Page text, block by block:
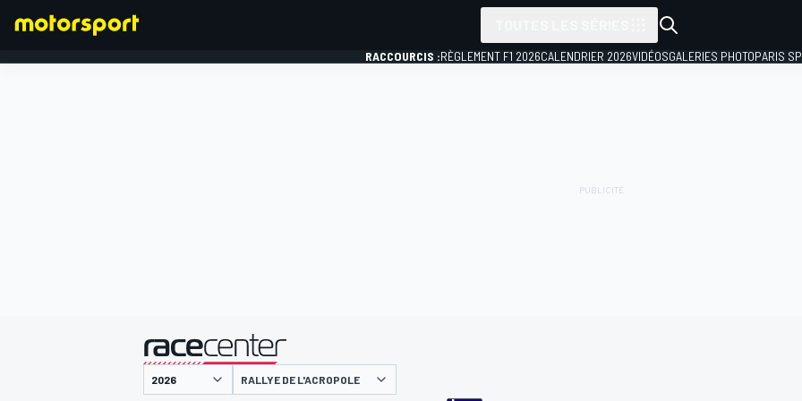
RACCOURCIS :RÈGLEMENT F1 2026CALENDRIER 2026VIDÉOSGALERIES PHOTOPARIS
présenté par
RALLYE DE L'ACROPOLE